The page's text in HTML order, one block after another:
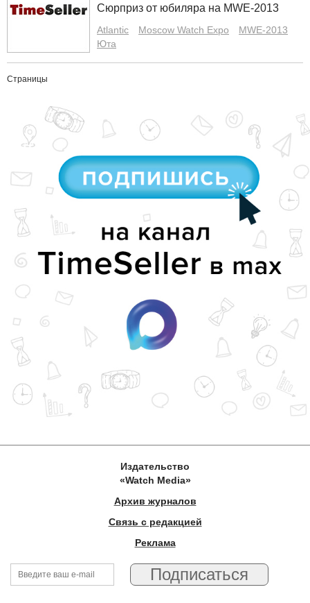
Сюрприз от юбиляра на MWE-2013
Аtlantic Moscow Watch Expo
MWE-2013
Юта
Страницы
Издательство
«Watch Media»
Архив журналов
Связь с редакцией
Реклама